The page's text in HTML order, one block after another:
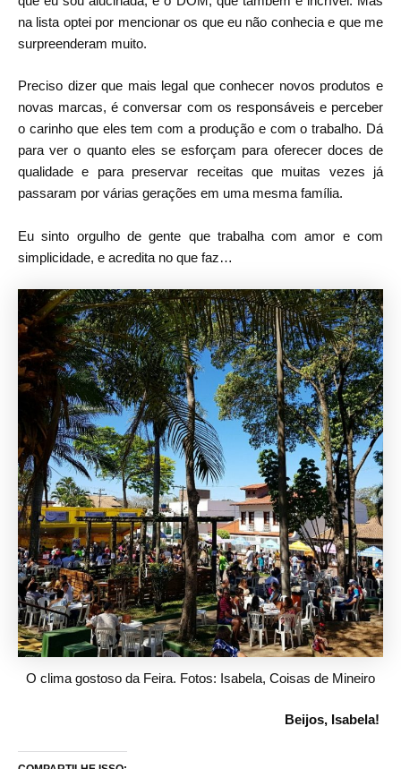
na lista optei por mencionar os que eu não conhecia e que me
surpreenderam muito.
Preciso dizer que mais legal que conhecer novos produtos e
novas marcas, é conversar com os responsáveis e perceber
o carinho que eles tem com a produção e com o trabalho. Dá
para ver o quanto eles se esforçam para oferecer doces de
qualidade e para preservar receitas que muitas vezes já
passaram por várias gerações em uma mesma família.
Eu sinto orgulho de gente que trabalha com amor e com
simplicidade, e acredita no que faz…
O clima gostoso da Feira. Fotos: Isabela, Coisas de Mineiro
Beijos, Isabela!